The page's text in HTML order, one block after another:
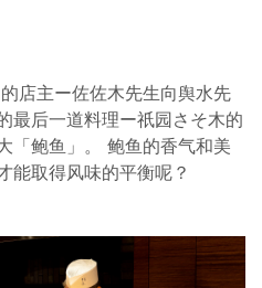
店主ー佐佐木先生向舆水先
最后一道料理ー祇园さそ木的
「鲍鱼」。 鲍鱼的香气和美
能取得风味的平衡呢？